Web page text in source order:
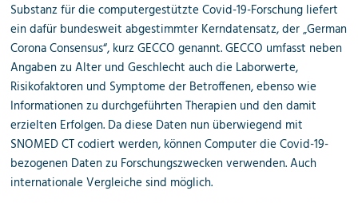
Substanz für die computergestützte Covid-19-Forschung liefert
ein dafür bundesweit abgestimmter Kerndatensatz, der „German
Corona Consensus“, kurz GECCO genannt. GECCO umfasst neben
Angaben zu Alter und Geschlecht auch die Laborwerte,
Risikofaktoren und Symptome der Betroffenen, ebenso wie
Informationen zu durchgeführten Therapien und den damit
erzielten Erfolgen. Da diese Daten nun überwiegend mit
SNOMED CT codiert werden, können Computer die Covid-19-
bezogenen Daten zu Forschungszwecken verwenden. Auch
internationale Vergleiche sind möglich.